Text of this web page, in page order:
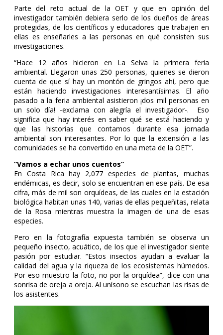
Parte del reto actual de la OET y que en opinión del
investigador también debiera serlo de los dueños de áreas
protegidas, de los científicos y educadores que trabajen en
ellas es enseñarles a las personas en qué consisten sus
investigaciones.
“Hace 12 años hicieron en La Selva la primera feria
ambiental. Llegaron unas 250 personas, quienes se dieron
cuenta de que sí hay un montón de gringos ahí, pero que
están haciendo investigaciones interesantísimas. El año
pasado a la feria ambiental asistieron ¡dos mil personas en
un solo día! -exclama con alegría el investigador-. Eso
significa que hay interés en saber qué se está haciendo y
que las historias que contamos durante esa jornada
ambiental son interesantes. Por lo que la extensión a las
comunidades se ha convertido en una meta de la OET”.
“Vamos a echar unos cuentos”
En Costa Rica hay 2,077 especies de plantas, muchas
endémicas, es decir, solo se encuentran en ese país. De esa
cifra, más de mil son orquídeas, de las cuales en la estación
biológica habitan unas 140, varias de ellas pequeñitas, relata
de la Rosa mientras muestra la imagen de una de esas
especies.
Pero en la fotografía expuesta también se observa un
pequeño insecto, acuático, de los que el investigador siente
pasión por estudiar. “Estos insectos ayudan a evaluar la
calidad del agua y la riqueza de los ecosistemas húmedos.
Por eso muestro la foto, no por la orquídea”, dice con una
sonrisa de oreja a oreja. Al unísono se escuchan las risas de
los asistentes.